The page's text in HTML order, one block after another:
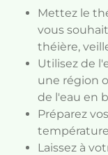
Mettez le
vous
théière,
Utilisez de
une région
de l'eau en
Préparez
température
Laissez à